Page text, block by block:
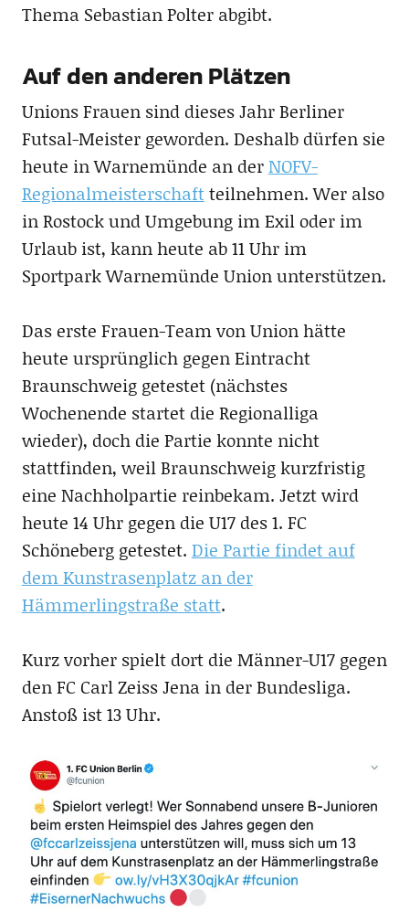
Thema Sebastian Polter abgibt.
Auf den anderen Plätzen
Unions Frauen sind dieses Jahr Berliner
Futsal-Meister geworden. Deshalb dürfen sie
heute in Warnemünde an derNOFV-
Regionalmeisterschaftteilnehmen. Wer also
in Rostock und Umgebung im Exil oder im
Urlaub ist, kann heute ab 11 Uhr im
Sportpark Warnemünde Union unterstützen.
Das erste Frauen-Team von Union hätte
heute ursprünglich gegen Eintracht
Braunschweig getestet (nächstes
Wochenende startet die Regionalliga
wieder), doch die Partie konnte nicht
stattfinden, weil Braunschweig kurzfristig
eine Nachholpartie reinbekam. Jetzt wird
heute 14 Uhr gegen die U17 des 1. FC
Schöneberg getestet. Die Partie findet auf
dem Kunstrasenplatz an der
Hämmerlingstraße statt.
Kurz vorher spielt dort die Männer-U17 gegen
den FC Carl Zeiss Jena in der Bundesliga.
Anstoß ist 13 Uhr.